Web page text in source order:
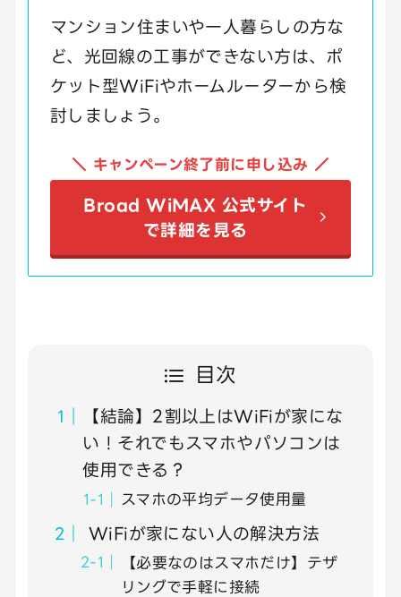
マンション住まいや一人暮らしの方な
ど、光回線の工事ができない方は、ポ
ケット型WiFiやホームルーターから検
討しましょう。
＼ キャンペーン終了前に申し込み ／
Broad WiMAX 公式サイト
で詳細を見る
目次
【結論】2割以上はWiFiが家にな
い！それでもスマホやパソコンは
使用できる？
スマホの平均データ使用量
WiFiが家にない人の解決方法
【必要なのはスマホだけ】テザ
リングで手軽に接続